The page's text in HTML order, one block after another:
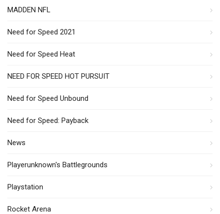
MADDEN NFL
Need for Speed 2021
Need for Speed Heat
NEED FOR SPEED HOT PURSUIT
Need for Speed Unbound
Need for Speed: Payback
News
Playerunknown's Battlegrounds
Playstation
Rocket Arena